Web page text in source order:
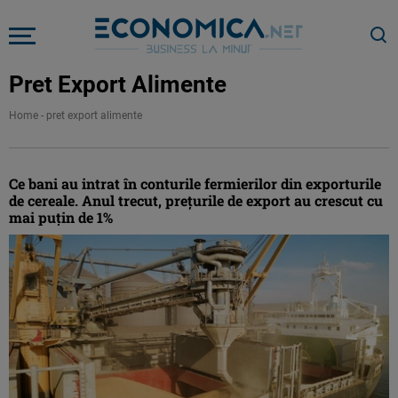
Pret Export Alimente
Home - pret export alimente
Ce bani au intrat în conturile fermierilor din exporturile
de cereale. Anul trecut, prețurile de export au crescut cu
mai puțin de 1%